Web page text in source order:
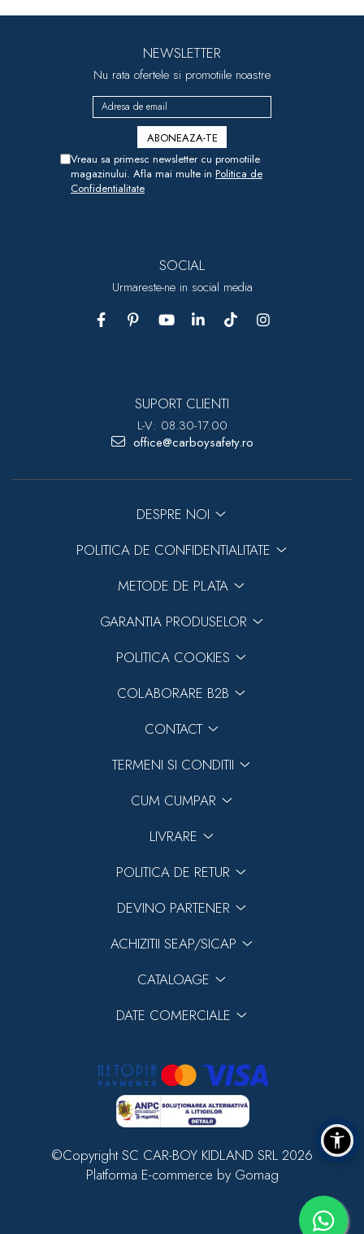
NEWSLETTER
Nu rata ofertele si promotiile noastre
Vreau sa primesc newsletter cu promotiile
magazinului. Afla mai multe in Politica de
Confidentialitate
SOCIAL
Urmareste-ne in social media
SUPORT CLIENTI
L-V: 08.30-17.00
office@carboysafety.ro
DESPRE NOI
POLITICA DE CONFIDENTIALITATE
METODE DE PLATA
GARANTIA PRODUSELOR
POLITICA COOKIES
COLABORARE B2B
CONTACT
TERMENI SI CONDITII
CUM CUMPAR
LIVRARE
POLITICA DE RETUR
DEVINO PARTENER
ACHIZITII SEAP/SICAP
CATALOAGE
DATE COMERCIALE
©Copyright SC CAR-BOY KIDLAND SRL 2026
Platforma E-commerce by Gomag